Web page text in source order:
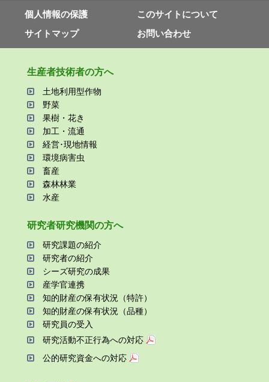
個⼈情報の保護
このサイトについて
サイトマップ
お問い合わせ
⽣産者技術者の⽅へ
⼟地利⽤型作物
野菜
果樹・花き
加⼯・流通
経営･現地情報
環境病害⾍
畜産
森林林業
⽔産
研究者研究機関の⽅へ
研究課題の紹介
研究者の紹介
シーズ研究の成果
産学官連携
知的財産の保有状況（特許）
知的財産の保有状況（品種）
研究員の受⼊
研究活動不正⾏為への対応
公的研究資金への対応